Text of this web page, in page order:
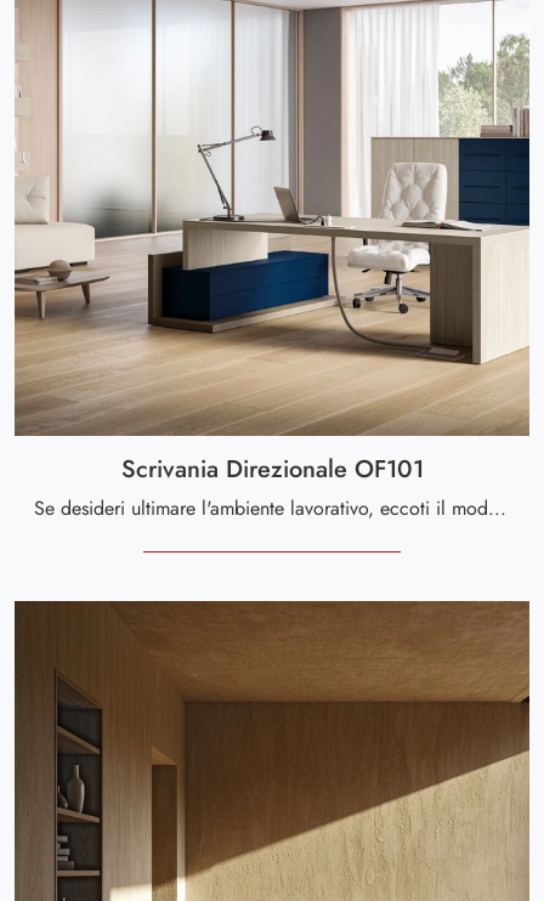
Scrivania Direzionale OF101
Se desideri ultimare l'ambiente lavorativo, eccoti il modello Scrivania Direzionale OF101 di Giessegi tra differenti soluzioni di scrivanie ...